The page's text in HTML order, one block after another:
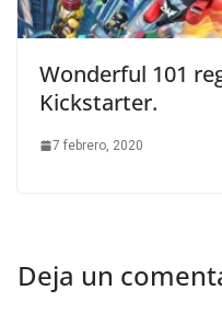
Wonderful 101
Kickstarter.
7 febrero, 2020
Deja un